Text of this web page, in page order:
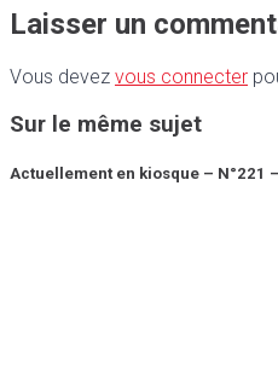
Laisser un
Vous devez vous connecter
Sur le même sujet
Actuellement en kiosque – N°221